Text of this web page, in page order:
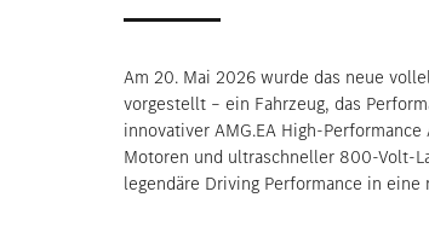
Am 20. Mai 2026 wurde das neue
vorgestellt – ein Fahrzeug, das
innovativer AMG.EA High-
Motoren und ultraschneller 800-Volt-
legendäre Driving Performance in eine